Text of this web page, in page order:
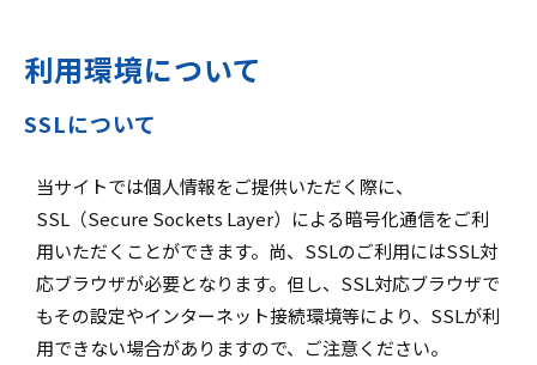
利用環境について
SSLについて
当サイトでは個人情報をご提供いただく際に、
SSL（Secure Sockets Layer）による暗号化通信をご利
用いただくことができます。尚、SSLのご利用にはSSL対
応ブラウザが必要となります。但し、SSL対応ブラウザで
もその設定やインターネット接続環境等により、SSLが利
用できない場合がありますので、ご注意ください。